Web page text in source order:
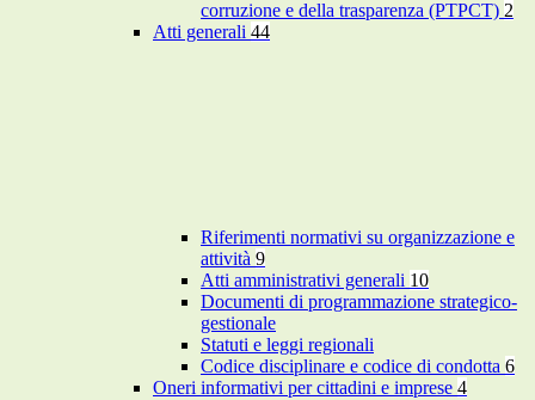
corruzione e della trasparenza (PTPCT) 2
Atti generali 44
Riferimenti normativi su organizzazione e
attività 9
Atti amministrativi generali 10
Documenti di programmazione strategico-
gestionale
Statuti e leggi regionali
Codice disciplinare e codice di condotta 6
Oneri informativi per cittadini e imprese 4